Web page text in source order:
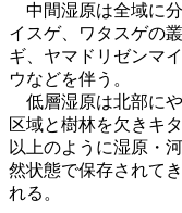
中間湿原は全域に
イスゲ、ワタスゲの
ギ、ヤマドリゼンマ
ウなどを伴う。
低層湿原は北部に
区域と樹林を欠きキ
以上のように湿原・
然状態で保存されて
れる。